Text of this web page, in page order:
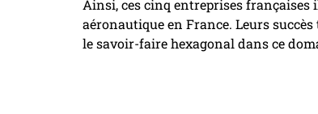
Ainsi, ces cinq entreprises françaises
aéronautique en France. Leurs
le savoir-faire hexagonal dans ce